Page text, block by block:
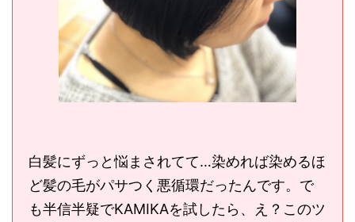
白髪にずっと悩まされてて…染めれば染めるほ
ど髪の毛がパサつく悪循環だったんです。で
も半信半疑でKAMIKAを試したら、え？このツ